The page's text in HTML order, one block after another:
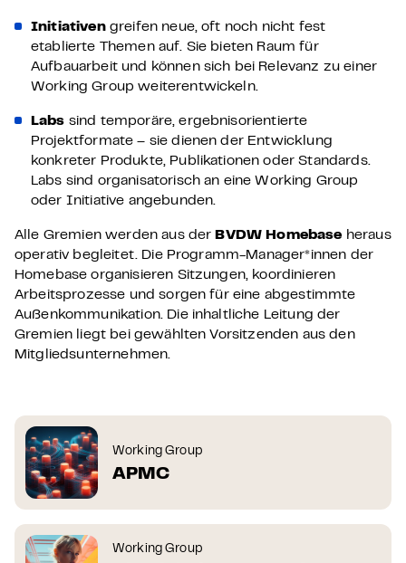
Initiativengreifen neue, oft noch nicht fest
etablierte Themen auf. Sie bieten Raum für
Aufbauarbeit und können sich bei Relevanz zu einer
Working Group weiterentwickeln.
Labs sind temporäre, ergebnisorientierte
Projektformate – sie dienen der Entwicklung
konkreter Produkte, Publikationen oder Standards.
Labs sind organisatorisch an eine Working Group
oder Initiative angebunden.
Alle Gremien werden aus der BVDW Homebase heraus
operativ begleitet. Die Programm-Manager*innen der
Homebase organisieren Sitzungen, koordinieren
Arbeitsprozesse und sorgen für eine abgestimmte
Außenkommunikation. Die inhaltliche Leitung der
Gremien liegt bei gewählten Vorsitzenden aus den
Mitgliedsunternehmen.
Working Group
APMC
Working Group